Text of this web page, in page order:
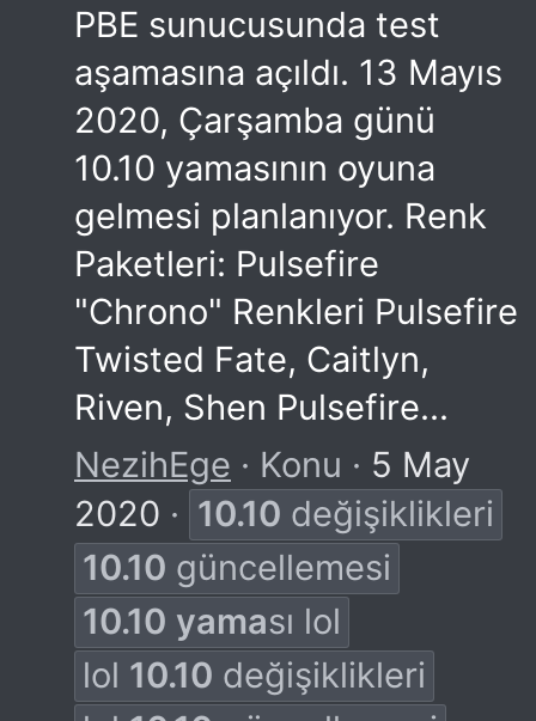
PBE sunucusunda test
aşamasına açıldı. 13 Mayıs
2020, Çarşamba günü
10.10 yamasının oyuna
gelmesi planlanıyor. Renk
Paketleri: Pulsefire
"Chrono" Renkleri Pulsefire
Twisted Fate, Caitlyn,
Riven, Shen Pulsefire...
NezihEge
Konu
5 May
2020
10.10 değişiklikleri
10.10 güncellemesi
10.10 yaması lol
lol 10.10 değişiklikleri